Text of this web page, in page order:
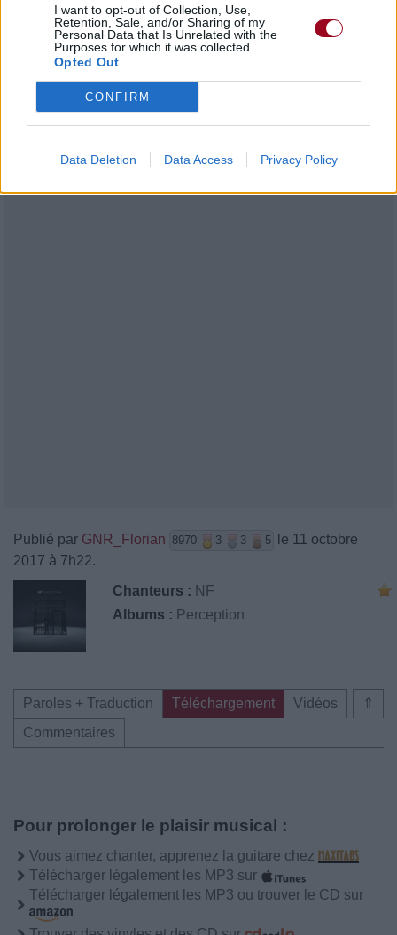
I want to opt-out of Collection, Use,
Retention, Sale, and/or Sharing of my
Personal Data that Is Unrelated with the
Purposes for which it was collected.
Opted Out
CONFIRM
Data Deletion Data Access Privacy Policy
wanted
Got everything that you wanted
Ouais, ouais, j'en ai fini avec ça
D'évoquer tout ce que nous avions
Nous n'avons plus nulle part où aller, tu as eu tout ce que
tu désirais
Publié par GNR_Florian 8970 3 3 5
le 11 octobre
2017 à 7h22.
Chanteurs : NF
Albums : Perception
⇑
Paroles + Traduction Téléchargement
Vidéos
Commentaires
Pour prolonger le plaisir musical :
Vous aimez chanter, apprenez la guitare chez
Télécharger légalement les MP3 sur
Télécharger légalement les MP3 ou trouver le CD sur